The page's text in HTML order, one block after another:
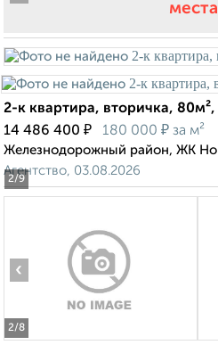
2/9
2-к квартира, вторичка,
14 486 400 ₽ 180 000 ₽ за м²
Железнодорожный район, ЖК
Агентство, 03.08.2026
2/8
‹